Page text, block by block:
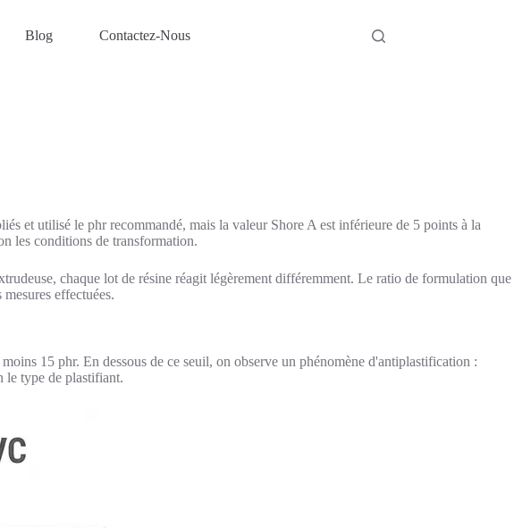
Blog Contactez-Nous
et utilisé le phr recommandé, mais la valeur Shore A est inférieure de 5 points à la
les conditions de transformation.
chaque lot de résine réagit légèrement différemment. Le ratio de formulation que
effectuées.
15 phr. En dessous de ce seuil, on observe un phénomène d'antiplastification :
le type de plastifiant.